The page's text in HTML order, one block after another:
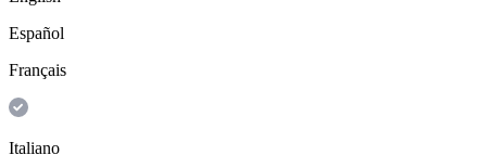
Español
Français
Italiano